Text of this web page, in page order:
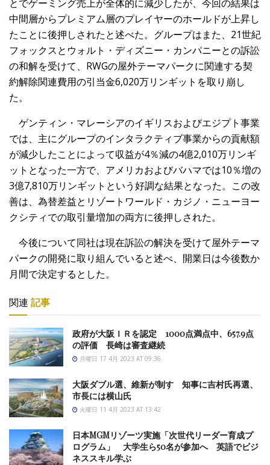
とでゲーミング売上が全体的に減少したが、今回の結果は
中間層からプレミアム層のプレイヤーのホールドが上昇し
たことに後押しされたと述べた。グループはまた、21世紀
フォックスとウォルト・ディズニー・カンパニーとの訴訟
の和解を受けて、RWGの屋外テーマパークに関連する契
約解除関連費用の引当金6,020万リンギットを取り崩し
た。
ゲンティン・マレーシアのイギリスおよびエジプト事業
では、主にグループのインタラクティブ事業からの貢献額
が減少したことによって収益が4％減の4億2,010万リンギ
ットとなった一方で、アメリカおよびバハマでは10％増の
3億7,810万リンギットという好調な結果となった。この改
善は、為替差益とリゾートワールド・カジノ・ニューヨー
クシティでの取引量増加の両方に後押しされた。
今後について同社は現在訴訟の解決を受けて屋外テーマ
パークの開発に取り組んでいると述べ、開業日は今後数か
月間で決定するとした。
関連 記事
政府が大阪ＩＲを認定 1000点満点中、657.9点
の評価 長崎は審査継続
月曜日 17 4月 2023 AT 09:36
大阪ダブル選、維新が制す 知事に吉村氏再選、
市長には横山氏
火曜日 11 4月 2023 AT 13:42
日本MGMリゾーツ実施「次世代リーダー育成プ
ログラム」 大学生ら50名が参加へ 英語でビジ
ネススキル学ぶ